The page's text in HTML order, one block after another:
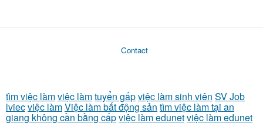
Contact
tìm việc làmviệc làmtuyển gấpviệc làm sinh viên SV Job
lviecviệc làmViệc làm bất động sản tìm việc làm tại an
giang không cần bằng cấpviệc làm edunetviệc làm edunet